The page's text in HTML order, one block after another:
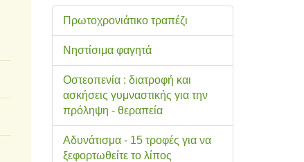
Πρωτοχρονιάτικο τραπέζι
Νηστίσιμα φαγητά
Οστεοπενία : διατροφή και
ασκήσεις γυμναστικής για την
πρόληψη - θεραπεία
Αδυνάτισμα - 15 τροφές για να
ξεφορτωθείτε το λίπος